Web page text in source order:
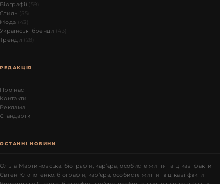
Біографії (59)
Стиль (55)
Мода (43)
Українські бренди (43)
Тренди (28)
РЕДАКЦІЯ
Про нас
Контакти
Реклама
Стандарти
ОСТАННІ НОВИНИ
Ольга Мартиновська: біографія, кар’єра, особисте життя та цікаві факти
Євген Клопотенко: біографія, кар’єра, особисте життя та цікаві факти